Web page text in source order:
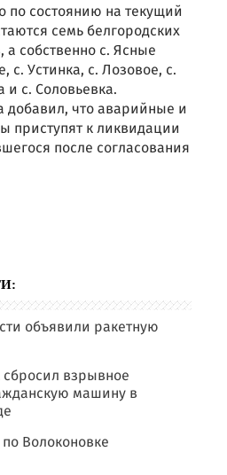
по состоянию на текущий
семь белгородских
а собственно с. Ясные
Устинка, с. Лозовое, с.
и с. Соловьевка.
добавил, что аварийные и
приступят к ликвидации
после согласования
объявили ракетную
взрывное
машину в
Волоконовке